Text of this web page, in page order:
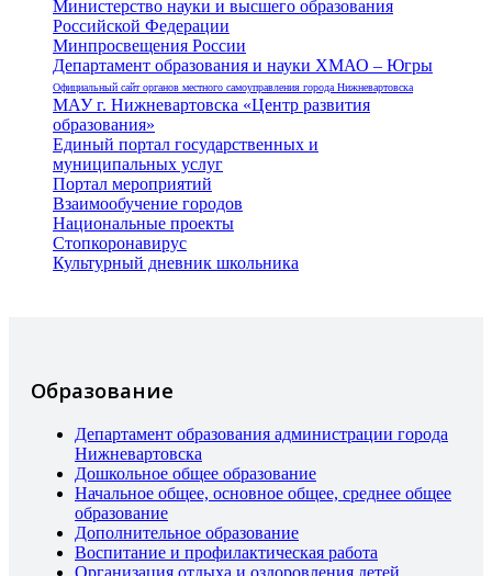
Министерство науки и высшего образования
Российской Федерации
Минпросвещения России
Департамент образования и науки ХМАО – Югры
Официальный сайт органов местного самоуправления города Нижневартовска
МАУ г. Нижневартовска «Центр развития
образования»
Единый портал государственных и
муниципальных услуг
Портал мероприятий
Взаимообучение городов
Национальные проекты
Стопкоронавирус
Культурный дневник школьника
Образование
Департамент образования администрации города
Нижневартовска
Дошкольное общее образование
Начальное общее, основное общее, среднее общее
образование
Дополнительное образование
Воспитание и профилактическая работа
Организация отдыха и оздоровления детей,